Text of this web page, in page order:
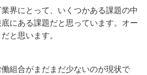
界にとって、いくつかある課題の中
にある課題だと思っています。オー
と思います。
組合がまだまだ少ないのが現状で